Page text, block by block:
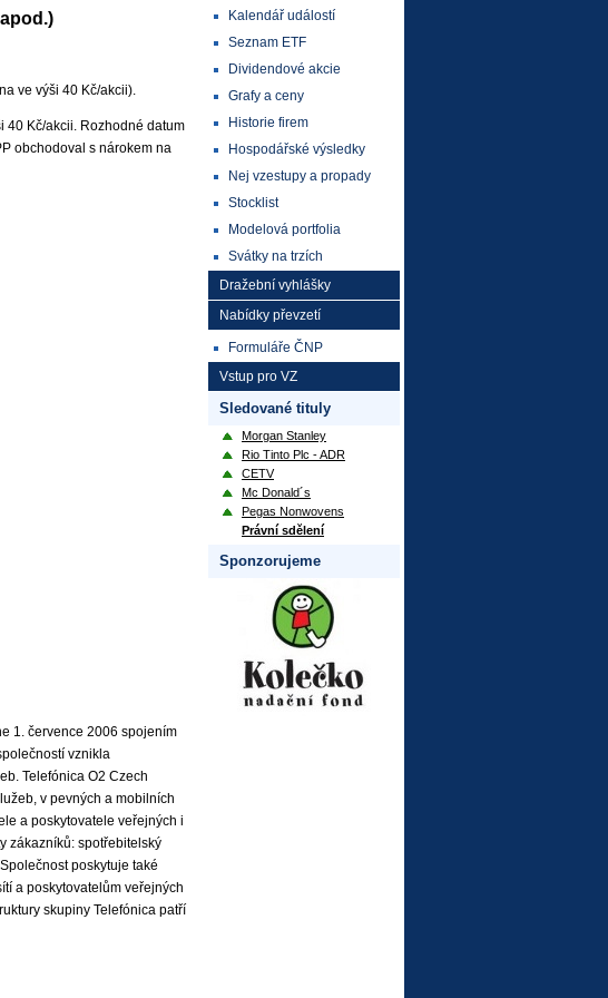
ve výši 40 Kč/akcii).
40 Kč/akcii. Rozhodné datum
obchodoval s nárokem na
1. července 2006 spojením
vznikla
Telefónica O2 Czech
v pevných a mobilních
a poskytovatele veřejných i
zákazníků: spotřebitelský
poskytuje také
a poskytovatelům veřejných
skupiny Telefónica patří
Kalendář událostí
Seznam ETF
Dividendové akcie
Grafy a ceny
Historie firem
Hospodářské výsledky
Nej vzestupy a propady
Stocklist
Modelová portfolia
Svátky na trzích
Dražební vyhlášky
Nabídky převzetí
Formuláře ČNP
Vstup pro VZ
Sledované tituly
Morgan Stanley
Rio Tinto Plc - ADR
CETV
Mc Donald´s
Pegas Nonwovens
Právní sdělení
Sponzorujeme